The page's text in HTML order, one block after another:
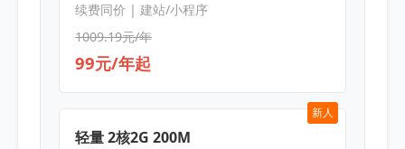
续费同价 | 建站/小程序
1009.19元/年
99元/年起
新人
轻量 2核2G 200M